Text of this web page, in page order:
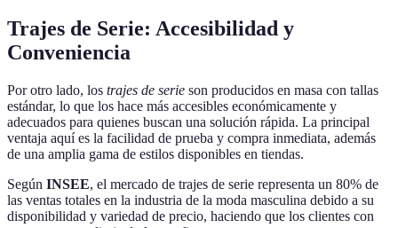
Trajes de Serie: Accesibilidad y
Conveniencia
Por otro lado, los trajes de serie son producidos en masa con tallas
estándar, lo que los hace más accesibles económicamente y
adecuados para quienes buscan una solución rápida. La principal
ventaja aquí es la facilidad de prueba y compra inmediata, además
de una amplia gama de estilos disponibles en tiendas.
Según INSEE, el mercado de trajes de serie representa un 80% de
las ventas totales en la industria de la moda masculina debido a su
disponibilidad y variedad de precio, haciendo que los clientes con